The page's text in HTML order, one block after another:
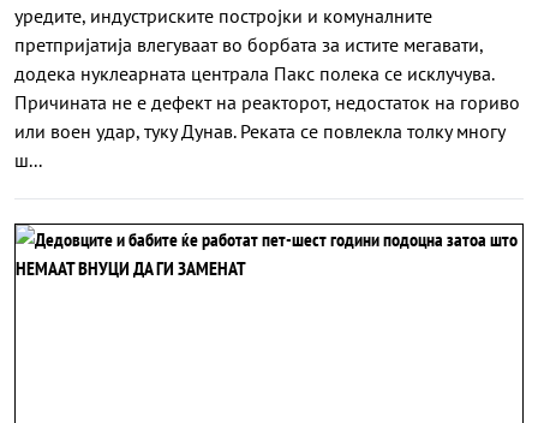
уредите, индустриските постројки и комуналните
претпријатија влегуваат во борбата за истите мегавати,
додека нуклеарната централа Пакс полека се исклучува.
Причината не е дефект на реакторот, недостаток на гориво
или воен удар, туку Дунав. Реката се повлекла толку многу
ш...